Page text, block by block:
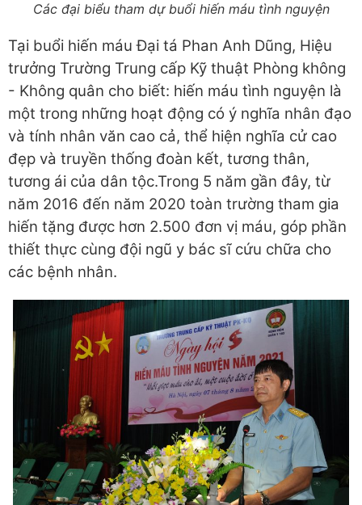
Các đại biểu tham dự buổi hiến máu tình nguyện
Tại buổi hiến máu Đại tá Phan Anh Dũng, Hiệu
trưởng Trường Trung cấp Kỹ thuật Phòng không
- Không quân cho biết: hiến máu tình nguyện là
một trong những hoạt động có ý nghĩa nhân đạo
và tính nhân văn cao cả, thể hiện nghĩa cử cao
đẹp và truyền thống đoàn kết, tương thân,
tương ái của dân tộc.Trong 5 năm gần đây, từ
năm 2016 đến năm 2020 toàn trường tham gia
hiến tặng được hơn 2.500 đơn vị máu, góp phần
thiết thực cùng đội ngũ y bác sĩ cứu chữa cho
các bệnh nhân.